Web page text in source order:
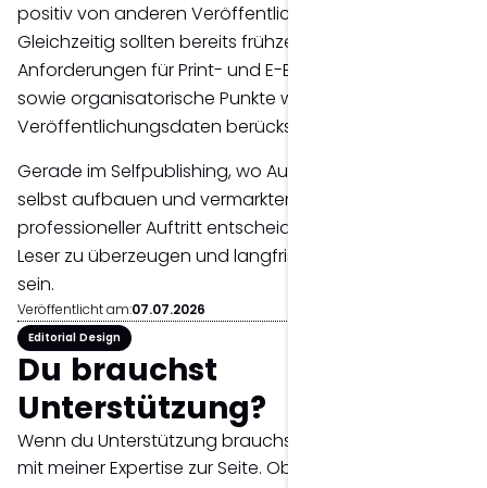
positiv von anderen Veröffentlichungen abhebt.
Gleichzeitig sollten bereits frühzeitig die
Anforderungen für Print- und E-Book-Ausgaben
sowie organisatorische Punkte wie ISBN und
Veröffentlichungsdaten berücksichtigt werden.
Gerade im Selfpublishing, wo Autoren ihre Marke
selbst aufbauen und vermarkten, kann ein
professioneller Auftritt entscheidend dazu beitragen,
Leser zu überzeugen und langfristig erfolgreich zu
sein.
Veröffentlicht am:07.07.2026
Editorial Design
Du brauchst
Unterstützung?
Wenn du Unterstützung brauchst, stehe ich dir gerne
mit meiner Expertise zur Seite. Ob Erstgespräch,